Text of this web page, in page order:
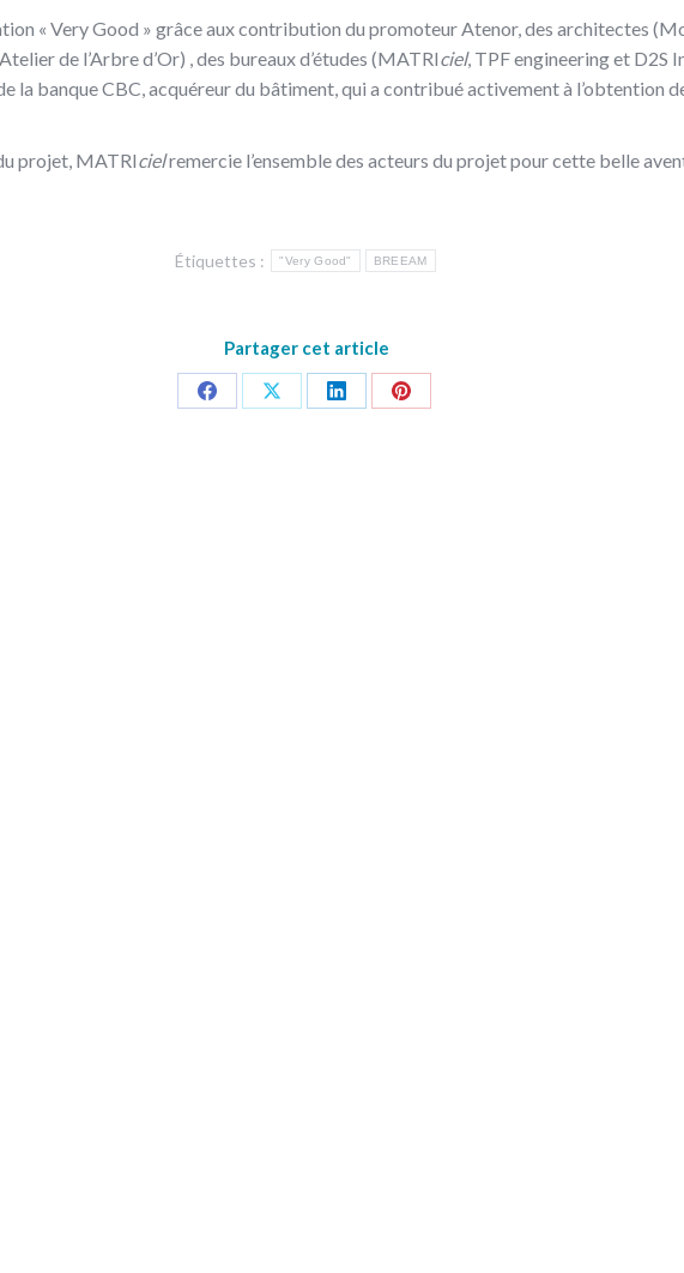
« Very Good » grâce aux contribution du promoteur Atenor, des architectes
de l’Arbre d’Or) , des bureaux d’études (MATRIciel, TPF engineering et D2S
la banque CBC, acquéreur du bâtiment, qui a contribué activement à l’obtention
projet, MATRIcielremercie l’ensemble des acteurs du projet pour cette belle
Étiquettes : "Very Good" BREEAM
Partager cet article
PartagerPartagerPartagerPartager